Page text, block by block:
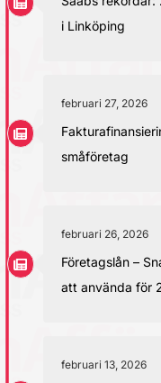
i Linköping
februari 27, 2026
småföretag
februari 26, 2026
Företagslån –
att använda för
februari 13, 2026